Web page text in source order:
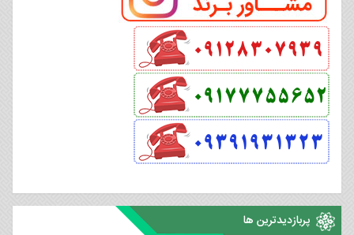
پربازدیدترین ها